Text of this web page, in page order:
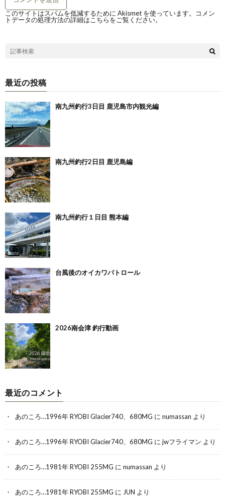
このサイトはスパムを低減するために Akismet を使っています。
コメン
トデータの処理方法の詳細はこちらをご覧ください。
最近の投稿
南九州釣行3日目 鹿児島市内観光編
南九州釣行2日目 鹿児島編
南九州釣行１日目 熊本編
台風後のオイカワパトロール
2026南会津 釣行動画
最近のコメント
あのころ…1996年 RYOBI Glacier740、680MG に numassan より
あのころ…1996年 RYOBI Glacier740、680MG に jwフライマン より
あのころ…1981年 RYOBI 255MG に numassan より
あのころ…1981年 RYOBI 255MG に JUN より